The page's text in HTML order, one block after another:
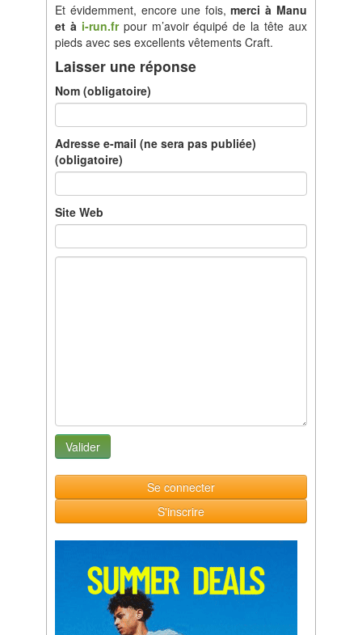
Et évidemment, encore une fois,merci à Manu
et à i-run.frpour m’avoir équipé de la tête aux
pieds avec ses excellents vêtements Craft.
Laisser une réponse
Nom (obligatoire)
Adresse e-mail (ne sera pas publiée)
(obligatoire)
Site Web
Se connecter
S'inscrire